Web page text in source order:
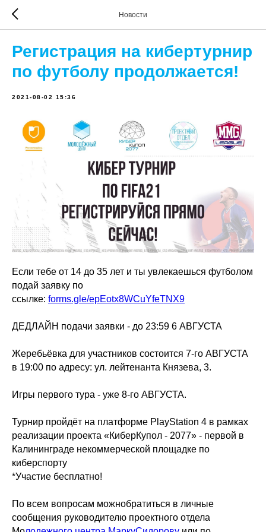
Новости
Регистрация на кибертурнир
по футболу продолжается!
2021-08-02 15:36
Если тебе от 14 до 35 лет и ты увлекаешься футболом
подай заявку по
ссылке: forms.gle/epEotx8WCuYfeTNX9
ДЕДЛАЙН подачи заявки - до 23:59 6 АВГУСТА
Жеребьёвка для участников состоится 7-го АВГУСТА
в 19:00 по адресу: ул. лейтенанта Князева, 3.
Игры первого тура - уже 8-го АВГУСТА.
Турнир пройдёт на платформе PlayStation 4 в рамках
реализации проекта «КиберКупол - 2077» - первой в
Калининграде некоммерческой площадке по
киберспорту
*Участие бесплатно!
По всем вопросам можнобратиться в личные
сообщения руководителю проектного отдела